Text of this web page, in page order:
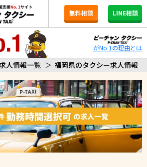
無料相談 LINE相談
がNo.1の理由とは
人情報一覧 ＞ 福岡県のタクシー求人情報